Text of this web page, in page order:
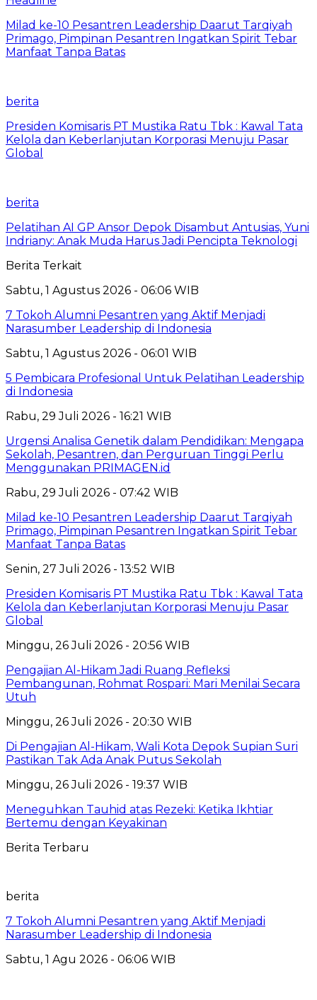
Milad ke-10 Pesantren Leadership Daarut Tarqiyah
Primago, Pimpinan Pesantren Ingatkan Spirit Tebar
Manfaat Tanpa Batas
berita
Presiden Komisaris PT Mustika Ratu Tbk : Kawal Tata
Kelola dan Keberlanjutan Korporasi Menuju Pasar
Global
berita
Pelatihan AI GP Ansor Depok Disambut Antusias, Yuni
Indriany: Anak Muda Harus Jadi Pencipta Teknologi
Berita Terkait
Sabtu, 1 Agustus 2026 - 06:06 WIB
7 Tokoh Alumni Pesantren yang Aktif Menjadi
Narasumber Leadership di Indonesia
Sabtu, 1 Agustus 2026 - 06:01 WIB
5 Pembicara Profesional Untuk Pelatihan Leadership
di Indonesia
Rabu, 29 Juli 2026 - 16:21 WIB
Urgensi Analisa Genetik dalam Pendidikan: Mengapa
Sekolah, Pesantren, dan Perguruan Tinggi Perlu
Menggunakan PRIMAGEN.id
Rabu, 29 Juli 2026 - 07:42 WIB
Milad ke-10 Pesantren Leadership Daarut Tarqiyah
Primago, Pimpinan Pesantren Ingatkan Spirit Tebar
Manfaat Tanpa Batas
Senin, 27 Juli 2026 - 13:52 WIB
Presiden Komisaris PT Mustika Ratu Tbk : Kawal Tata
Kelola dan Keberlanjutan Korporasi Menuju Pasar
Global
Minggu, 26 Juli 2026 - 20:56 WIB
Pengajian Al-Hikam Jadi Ruang Refleksi
Pembangunan, Rohmat Rospari: Mari Menilai Secara
Utuh
Minggu, 26 Juli 2026 - 20:30 WIB
Di Pengajian Al-Hikam, Wali Kota Depok Supian Suri
Pastikan Tak Ada Anak Putus Sekolah
Minggu, 26 Juli 2026 - 19:37 WIB
Meneguhkan Tauhid atas Rezeki: Ketika Ikhtiar
Bertemu dengan Keyakinan
Berita Terbaru
berita
7 Tokoh Alumni Pesantren yang Aktif Menjadi
Narasumber Leadership di Indonesia
Sabtu, 1 Agu 2026 - 06:06 WIB